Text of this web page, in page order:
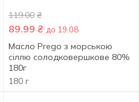
119.00 ₴
89.99 ₴ до 19.08
Масло Prego з морською
сіллю солодковершкове 80%
180г
180 г